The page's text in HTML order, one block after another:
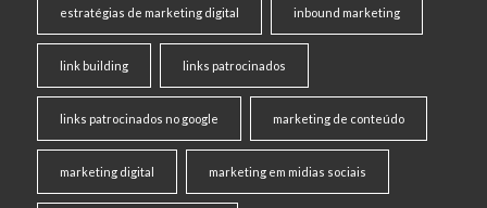
estratégias de marketing digital inbound marketing
link building links patrocinados
links patrocinados no google marketing de conteúdo
marketing digital marketing em midias sociais